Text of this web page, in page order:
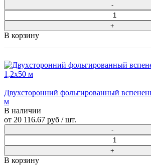
В корзину
Двухсторонний фольгированный
м
В наличии
от 20 116.67 руб / шт.
В корзину